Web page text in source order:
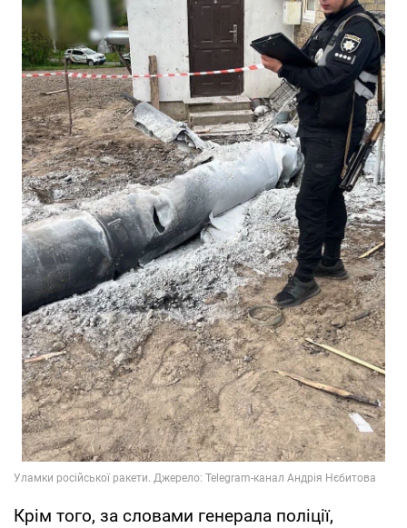
Крім того, за словами генерала поліції,